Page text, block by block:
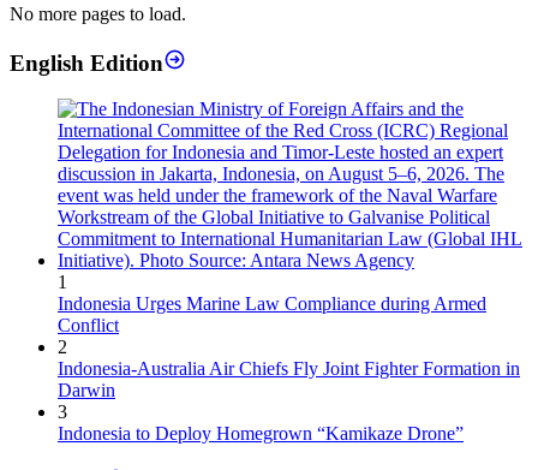
No more pages to load.
English Edition
1
Indonesia Urges Marine Law Compliance during Armed
Conflict
2
Indonesia-Australia Air Chiefs Fly Joint Fighter Formation in
Darwin
3
Indonesia to Deploy Homegrown “Kamikaze Drone”